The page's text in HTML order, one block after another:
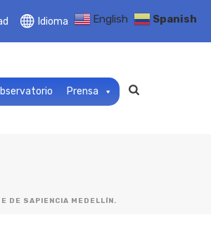
Idioma
Prensa
DE SAPIENCIA MEDELLÍN.
English Spanish